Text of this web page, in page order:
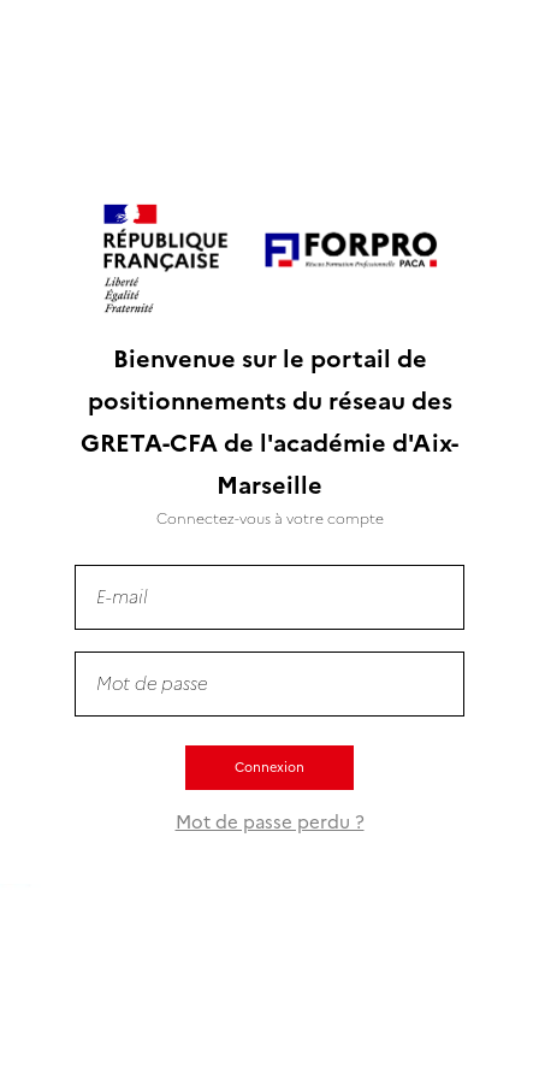
Bienvenue sur le portail de
positionnements du réseau des
GRETA-CFA de l'académie d'Aix-
Marseille
Connectez-vous à votre compte
Connexion
Mot de passe perdu ?